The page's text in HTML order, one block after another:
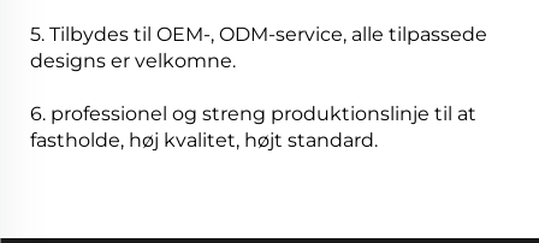
5. Tilbydes til OEM-, ODM-service, alle tilpassede
designs er velkomne.
6. professionel og streng produktionslinje til at
fastholde, høj kvalitet, højt standard.